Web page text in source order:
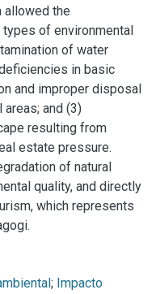
allowed the
of environmental
of water
in basic
and improper disposal
and (3)
resulting from
estate pressure.
of natural
quality, and directly
which represents
; Impacto